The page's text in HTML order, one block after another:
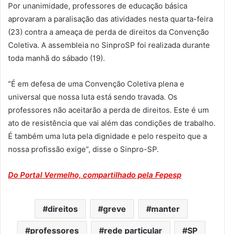
Por unanimidade, professores de educação básica
aprovaram a paralisação das atividades nesta quarta-feira
(23) contra a ameaça de perda de direitos da Convenção
Coletiva. A assembleia no SinproSP foi realizada durante
toda manhã do sábado (19).
“É em defesa de uma Convenção Coletiva plena e
universal que nossa luta está sendo travada. Os
professores não aceitarão a perda de direitos. Este é um
ato de resistência que vai além das condições de trabalho.
É também uma luta pela dignidade e pelo respeito que a
nossa profissão exige”, disse o Sinpro-SP.
Do Portal Vermelho, compartilhado pela Fepesp
direitos greve manter
professores rede particular SP